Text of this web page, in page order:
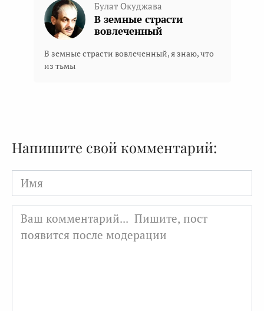
Булат Окуджава
В земные страсти
вовлеченный
В земные страсти вовлеченный, я знаю, что
из тьмы
Напишите свой комментарий:
Имя